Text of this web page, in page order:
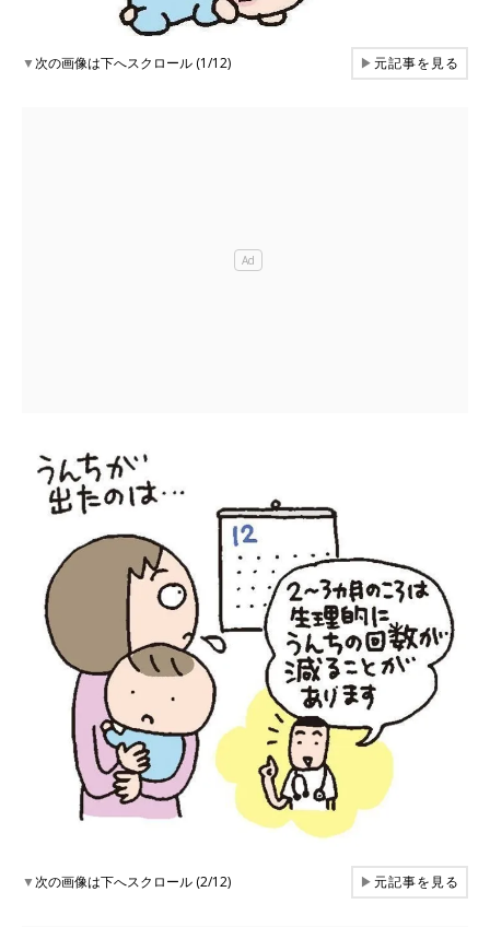
▼次の画像は下へスクロール (1/12) ▶元記事を見る
▼次の画像は下へスクロール (2/12) ▶元記事を見る